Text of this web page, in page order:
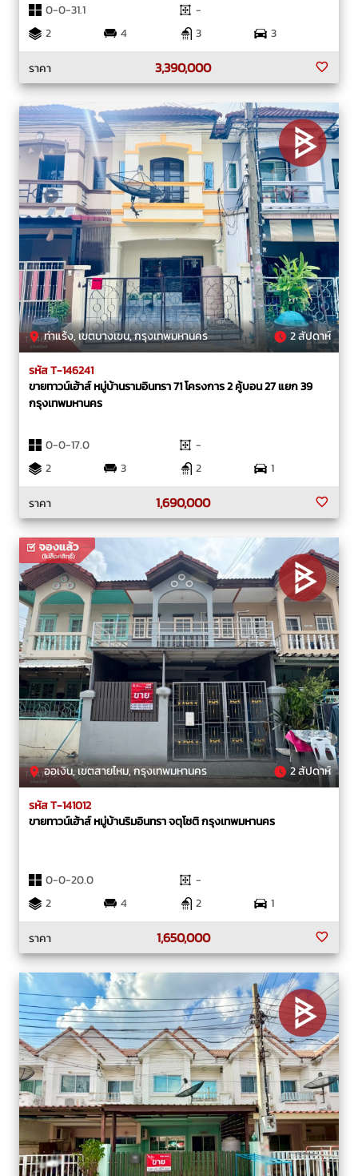
0-0-31.1
-
2
4 3
3
ราคา
3,390,000
ท่าแร้ง, เขตบางเขน, กรุงเทพมหานคร 2 สัปดาห์
รหัส T-146241
ขายทาวน์เฮ้าส์ หมู่บ้านรามอินทรา 71 โครงการ 2 คู้บอน 27 แยก 39
กรุงเทพมหานคร
0-0-17.0
-
2
3 2
1
ราคา
1,690,000
ออเงิน, เขตสายไหม, กรุงเทพมหานคร 2 สัปดาห์
รหัส T-141012
ขายทาวน์เฮ้าส์ หมู่บ้านริมอินทรา จตุโชติ กรุงเทพมหานคร
0-0-20.0
-
2
4 2
1
ราคา
1,650,000